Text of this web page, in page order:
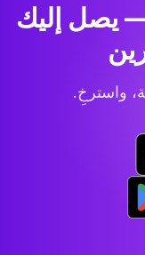
يصل إليك
واسترخِ.